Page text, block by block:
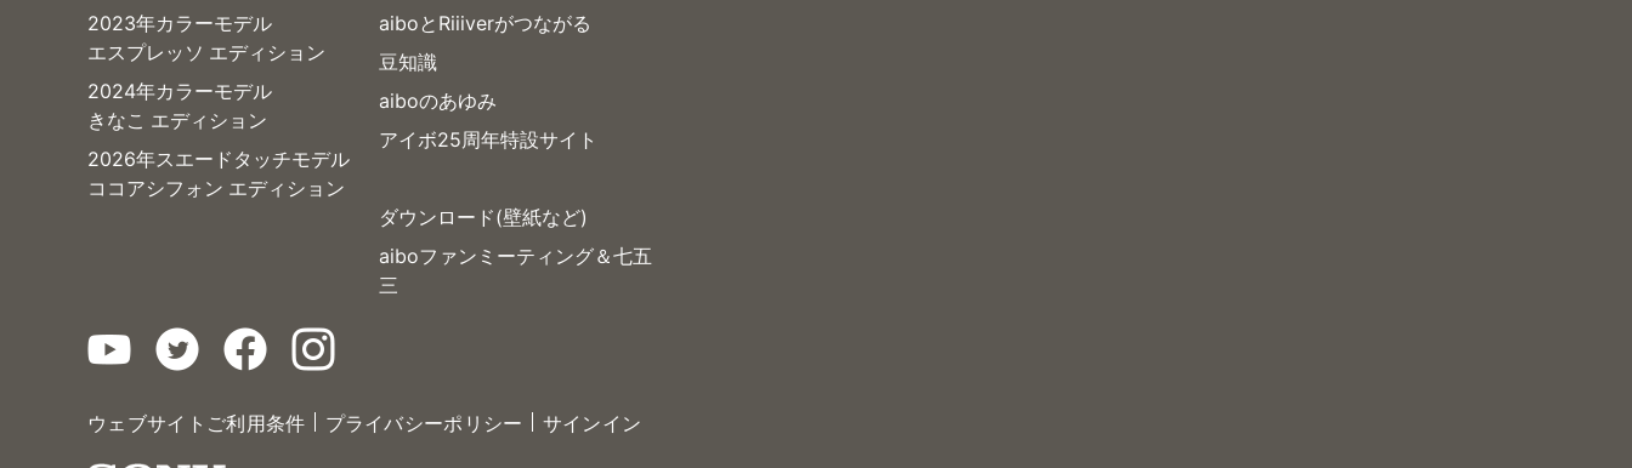
2023年カラーモデル
エスプレッソ エディション
2024年カラーモデル
きなこ エディション
2026年スエードタッチモデル
ココアシフォン エディション
aiboとRiiiverがつながる
豆知識
aiboのあゆみ
アイボ25周年特設サイト
ダウンロード(壁紙など)
aiboファンミーティング＆七五
三
ウェブサイトご利用条件 プライバシーポリシー サインイン